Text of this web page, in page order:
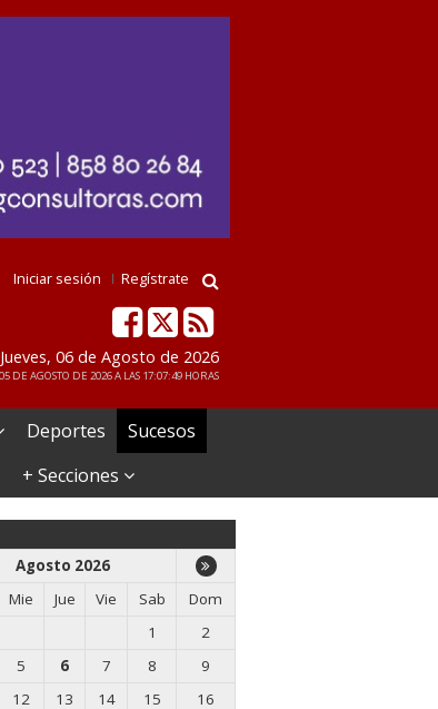
Iniciar sesión Regístrate
Jueves, 06 de Agosto de 2026
DE AGOSTO DE 2026 A LAS 17:07:49 HORAS
Deportes
Sucesos
+ Secciones
Agosto 2026
Mie Jue Vie Sab
Dom
1
2
5 6 7 8
9
12 13 14 15
16